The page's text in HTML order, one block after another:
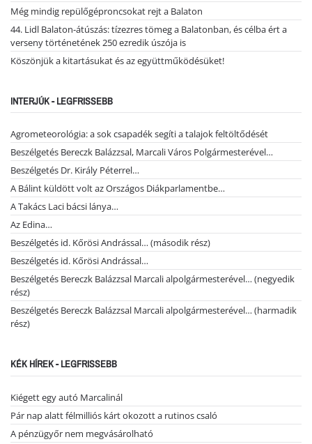
Még mindig repülőgéproncsokat rejt a Balaton
44. Lidl Balaton-átúszás: tízezres tömeg a Balatonban, és célba ért a
verseny történetének 250 ezredik úszója is
Köszönjük a kitartásukat és az együttműködésüket!
INTERJÚK - LEGFRISSEBB
Agrometeorológia: a sok csapadék segíti a talajok feltöltődését
Beszélgetés Bereczk Balázzsal, Marcali Város Polgármesterével…
Beszélgetés Dr. Király Péterrel…
A Bálint küldött volt az Országos Diákparlamentbe…
A Takács Laci bácsi lánya…
Az Edina…
Beszélgetés id. Kőrösi Andrással… (második rész)
Beszélgetés id. Kőrösi Andrással…
Beszélgetés Bereczk Balázzsal Marcali alpolgármesterével… (negyedik
rész)
Beszélgetés Bereczk Balázzsal Marcali alpolgármesterével… (harmadik
rész)
KÉK HÍREK - LEGFRISSEBB
Kiégett egy autó Marcalinál
Pár nap alatt félmilliós kárt okozott a rutinos csaló
A pénzügyőr nem megvásárolható